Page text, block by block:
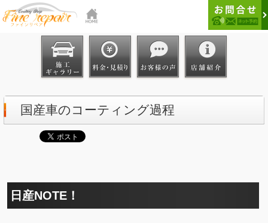
国産車のコーティング過程
日産NOTE！